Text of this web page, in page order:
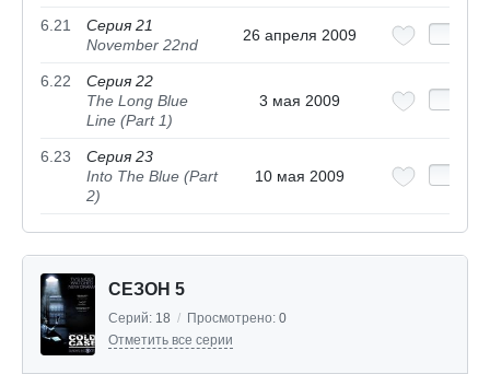
6.21
Серия 21
November 22nd
26 апреля 2009
6.22
Серия 22
The Long Blue
Line (Part 1)
3 мая 2009
6.23
Серия 23
Into The Blue (Part
2)
10 мая 2009
СЕЗОН 5
Серий: 18 / Просмотрено: 0
Отметить все серии